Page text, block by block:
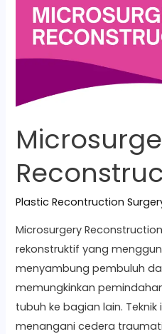
Plastic Recontruction
Microsurgery
rekonstruktif yang
menyambung pembuluh
memungkinkan
tubuh ke bagian lain.
menangani cedera